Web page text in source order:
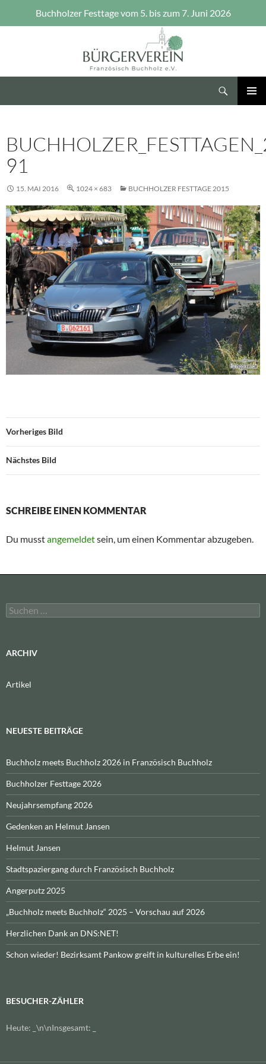
Buchholzer Festtage vom 5. bis zum 7. Juni 2026
91
15. MAI 2016 1024 × 683 BUCHHOLZER FESTTAGE 2015
Vorheriges Bild
Nächstes Bild
SCHREIBE EINEN KOMMENTAR
Du musstangemeldetsein, um einen Kommentar abzugeben.
Suchen
nach:
ARCHIV
Artikel
NEUESTE BEITRÄGE
Buchholz meets Buchholz 2026 in Französisch Buchholz
Buchholzer Festtage 2026
Neujahrsempfang 2026
Gedenken an Helmut Jansen
Helmut Jansen
Stadtspaziergang durch Französisch Buchholz
Angerputz 2025
„Buchholz meets Buchholz“ 2025 – Vorschau auf 2026
Herzlichen Dank an DNS:NET!
Schon wieder! Bezirksamt Pankow greift in kulturelles Erbe ein!
BESUCHER-ZÄHLER
Heute: \n\nInsgesamt: